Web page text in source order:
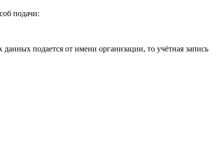
подачи:
подается от имени организации, то учётная запись